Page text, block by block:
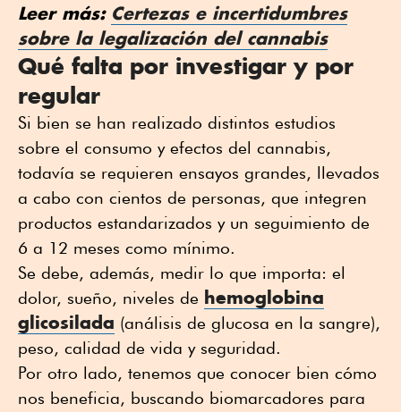
Leer más: Certezas e incertidumbres
sobre la legalización del cannabis
Qué falta por investigar y por
regular
Si bien se han realizado distintos estudios
sobre el consumo y efectos del cannabis,
todavía se requieren ensayos grandes, llevados
a cabo con cientos de personas, que integren
productos estandarizados y un seguimiento de
6 a 12 meses como mínimo.
Se debe, además, medir lo que importa: el
dolor, sueño, niveles de hemoglobina
glicosilada (análisis de glucosa en la sangre),
peso, calidad de vida y seguridad.
Por otro lado, tenemos que conocer bien cómo
nos beneficia, buscando biomarcadores para